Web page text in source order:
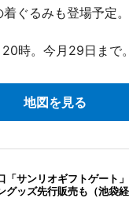
ぐるみも登場予定。
時。今月29日まで。
地図を見る
「サンリオギフトゲート
グッズ先行販売も（池袋経